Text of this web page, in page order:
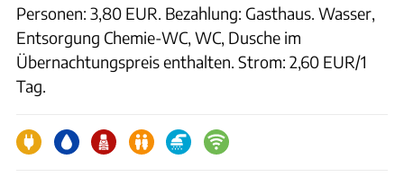
Personen: 3,80 EUR. Bezahlung: Gasthaus. Wasser,
Entsorgung Chemie-WC, WC, Dusche im
Übernachtungspreis enthalten. Strom: 2,60 EUR/1
Tag.